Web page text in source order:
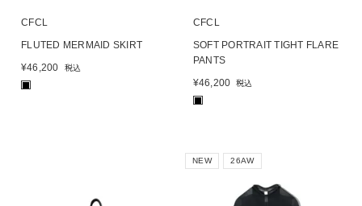
CFCL
FLUTED MERMAID SKIRT
¥46,200 税込
■
CFCL
SOFT PORTRAIT TIGHT FLARE
PANTS
¥46,200 税込
■
NEW 26AW